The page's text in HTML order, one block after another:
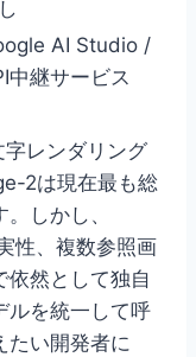
AI Studio /
中継サービス
レンダリング
2は現在最も総
しかし、
性、複数参照画
依然として独自
ルを統一して呼
たい開発者に